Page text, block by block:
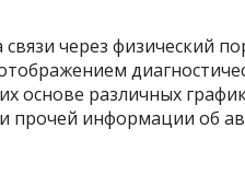
через физический
основе различных
прочей информации об